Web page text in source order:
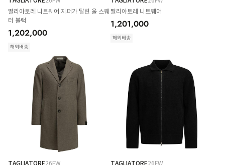
딸리아토레 니트웨어 지퍼가 달린 울 스웨
터 블랙
1,202,000
해외배송
딸리아토레 니트웨어
1,201,000
해외배송
TAGLIATORE26FW
TAGLIATORE26FW